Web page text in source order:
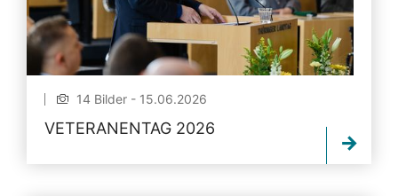
14 Bilder - 15.06.2026
VETERANENTAG 2026